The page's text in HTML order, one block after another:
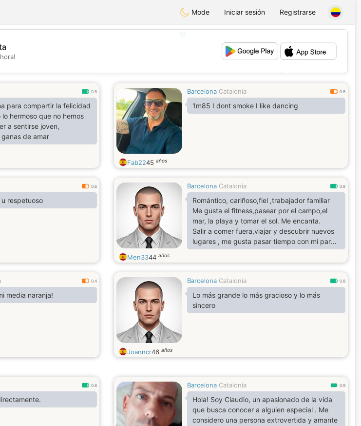
Mode Iniciar sesión Registrarse
💕
0.8
para compartir la felicidad
hermoso que no hemos
a sentirse joven,
de amar
Barcelona Catalonia 0.6
1m85 I dont smoke I like dancing
Fab2245 años
0.6
respetuoso
Barcelona Catalonia 0.8
Romántico, cariñoso,fiel ,trabajador familiar
Me gusta el fitness,pasear por el campo,el
mar, la playa y tomar el sol. Me encanta.
Salir a comer fuera,viajar y descubrir nuevos
lugares , me gusta pasar tiempo con mi pareja
y mis hijos .
La familia es lo primero para mí .
Men3344 años
0.4
media naranja!
Barcelona Catalonia 0.8
Lo más grande lo más gracioso y lo más
sincero
Joanncr46 años
0.8 Barcelona Catalonia 0.9
Hola! Soy Claudio, un apasionado de la vida
que busca conocer a alguien especial . Me
considero una persona extrovertida y amante